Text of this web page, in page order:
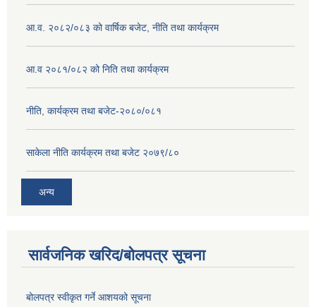
आ.व. २०८२/०८३ को वार्षिक बजेट, नीति तथा कार्यक्रम
आ.व २०८१/०८२ को निति तथा कार्यक्रम
नीति, कार्यक्रम तथा बजेट-२०८०/०८१
साकेला नीति कार्यक्रम तथा बजेट २०७९/८०
अन्य
सार्वजनिक खरिद/बोलपत्र सूचना
बोलपत्र स्वीकृत गर्ने आशयको सूचना